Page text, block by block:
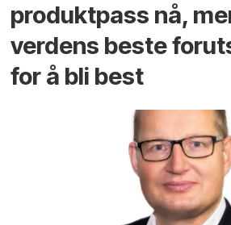
produktpass nå,
verdens beste
for å bli best